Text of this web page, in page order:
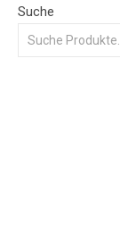
Suche